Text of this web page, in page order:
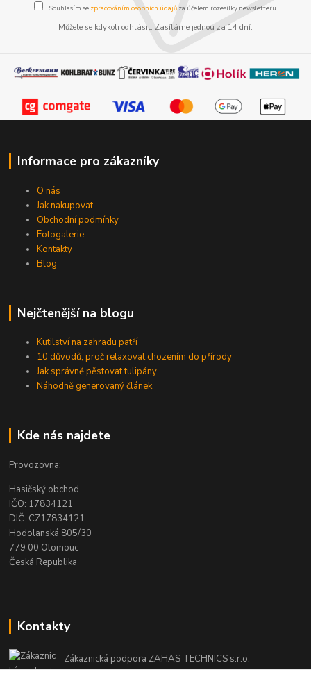
Souhlasím se zpracováním osobních údajůza účelem rozesílky newsletteru.
Můžete se kdykoli odhlásit. Zasíláme jednou za 14 dní.
Informace pro zákazníky
O nás
Jak nakupovat
Obchodní podmínky
Fotogalerie
Kontakty
Blog
Nejčtenější na blogu
Kutilství na zahradu patří
10 důvodů, proč relaxovat chozením do přírody
Jak správně pěstovat tulipány
Náhodně generovaný článek
Kde nás najdete
Provozovna:
Hasičský obchod
IČO: 17834121
DIČ: CZ17834121
Hodolanská 805/30
779 00 Olomouc
Česká Republika
Kontakty
Zákaznická podpora ZAHAS TECHNICS s.r.o.
+420 725 408 883